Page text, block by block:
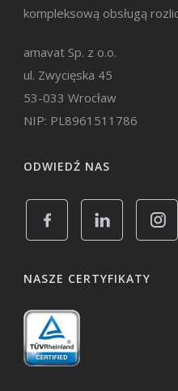
kompleksową obsługą
amavat Sp. z o.o.
ul. Zwycięska 45
53-033 Wrocław
NIP: PL8961511786
ODWIEDŹ NAS
NASZE CERTYFIKATY